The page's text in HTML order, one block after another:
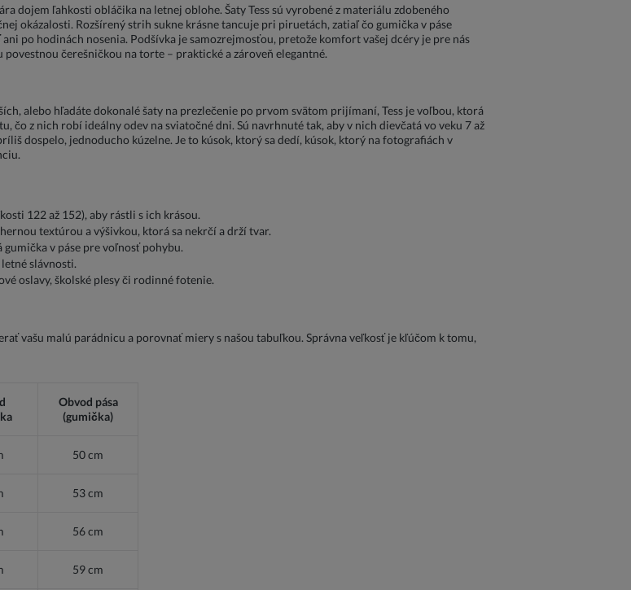
dojem ľahkosti obláčika na letnej oblohe. Šaty Tess sú vyrobené z materiálu zdobeného
okázalosti. Rozšírený strih sukne krásne tancuje pri piruetách, zatiaľ čo gumička v páse
po hodinách nosenia. Podšívka je samozrejmosťou, pretože komfort vašej dcéry je pre nás
čerešničkou na torte – praktické a zároveň elegantné.
alebo hľadáte dokonalé šaty na prezlečenie po prvom svätom prijímaní, Tess je voľbou, ktorá
čo z nich robí ideálny odev na sviatočné dni. Sú navrhnuté tak, aby v nich dievčatá vo veku 7 až
dospelo, jednoducho kúzelne. Je to kúsok, ktorý sa dedí, kúsok, ktorý na fotografiách v
122 až 152), aby rástli s ich krásou.
textúrou a výšivkou, ktorá sa nekrčí a drží tvar.
v páse pre voľnosť pohybu.
slávnosti.
oslavy, školské plesy či rodinné fotenie.
vašu malú parádnicu a porovnať miery s našou tabuľkou. Správna veľkosť je kľúčom k tomu,
Obvod pása
(gumička)
50 cm
53 cm
56 cm
59 cm